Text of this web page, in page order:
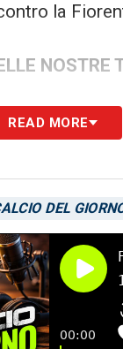
la
NOSTRE
READ MORE
DEL